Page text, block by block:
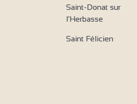
Saint-Donat sur
l’Herbasse
Saint Félicien